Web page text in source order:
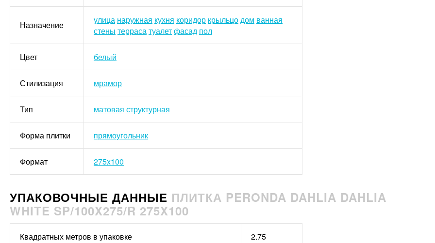
Назначение улица наружная кухня коридор крыльцодом ванная
стены террасатуалетфасад пол
Цвет белый
Стилизация мрамор
Тип матовая структурная
Форма плитки прямоугольник
Формат 275x100
УПАКОВОЧНЫЕ ДАННЫЕ ПЛИТКА PERONDA DAHLIA DAHLIA
WHITE SP/100X275/R 275X100
Квадратных метров в упаковке 2.75